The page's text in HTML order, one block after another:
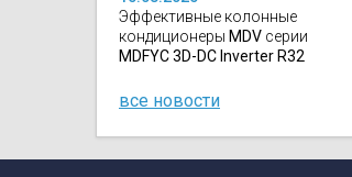
Эффективные колонные
кондиционеры MDV серии
MDFYC 3D-DC Inverter R32
все новости